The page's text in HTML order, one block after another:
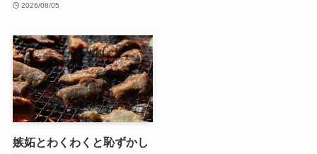
2026/08/05
嫉妬とわくわくと恥ずかし